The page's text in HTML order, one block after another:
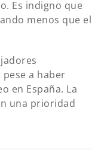
Es indigno que
menos que el
a haber
en España. La
una prioridad